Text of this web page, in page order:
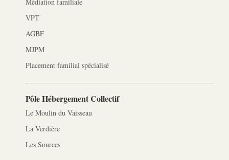
VPT
AGBF
MJPM
Placement familial spécialisé
Pôle Hébergement Collectif
Le Moulin du Vaisseau
La Verdière
Les Sources